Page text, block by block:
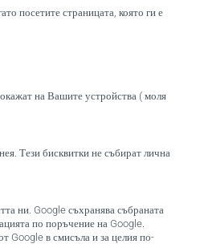
посетите страницата, която ги е
на Вашите устройства ( моля
Тези бисквитки не събират лична
ни. Google съхранява събраната
по поръчение на Google.
Google в смисъла и за целия по-